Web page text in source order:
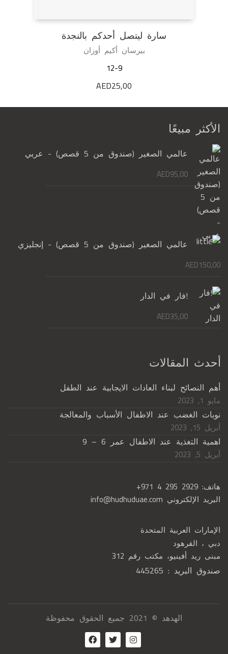
سارة ليتصل أحدكم بالنجدة
بيرسان أكيم أوزان
12-9
AED25,00
الأكثر مبيعًا
عالمي الصغير (صندوق من 5 قصص) - عربي
AED95,00
عالمي الصغير (صندوق من 5 قصص) - إنجليزي
AED150,00
!فار في الدار
AED35,00
أحدث المقالات
أهم النصائح لبناء العادات الايجابية عند الطفل
مايو 1, 2023
نوبات الغضب عند الاطفال الأسباب والمعالجة
أبريل 15, 2023
اهمية التغذية عند الاطفال عمر 6 – 9
أبريل 5, 2023
هاتف: +971 4 295 2929
البريد الإلكتروني info@hudhuduae.com
الإمارات العربية المتحدة
دبي ، القرهود
مبنى ريد أفينيو، مكتب رقم 312
صندوق البريد : 445265
الهدهد © 2021 جميع الحقوق محفوظة